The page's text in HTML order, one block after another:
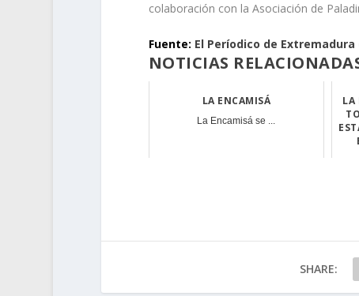
colaboración con la Asociación de
Fuente: El Períodico de
NOTICIAS
LA ENCAMISÁ
La Encamisá se ...
LA
SHARE: